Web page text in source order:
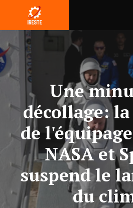
contenu
Une
décollage:
de
NASA et
suspend le
du